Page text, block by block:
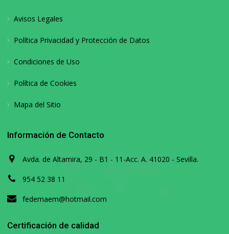
Avisos Legales
Política Privacidad y Protección de Datos
Condiciones de Uso
Política de Cookies
Mapa del Sitio
Información de Contacto
Avda. de Altamira, 29 - B1 - 11-Acc. A. 41020 - Sevilla.
954 52 38 11
fedemaem@hotmail.com
Certificación de calidad